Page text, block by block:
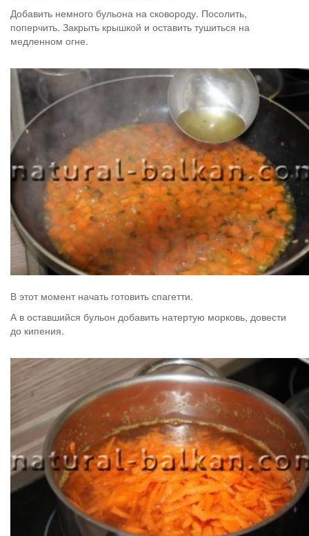
Добавить немного бульона на сковороду. Посолить,
поперчить. Закрыть крышкой и оставить тушиться на
медленном огне.
В этот момент начать готовить спагетти.
А в оставшийся бульон добавить натертую морковь, довести
до кипения.